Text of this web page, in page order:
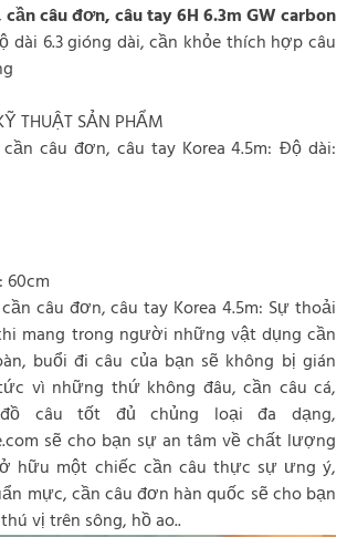
cần câu đơn, câu tay 6H 6.3m GW carbon
dài 6.3 gióng dài, cần khỏe thích hợp câu
THUẬT SẢN PHẨM
câu đơn, câu tay Korea 4.5m: Độ dài:
60cm
câu đơn, câu tay Korea 4.5m: Sự thoải
mang trong người những vật dụng cần
buổi đi câu của bạn sẽ không bị gián
vì những thứ không đâu, cần câu cá,
câu tốt đủ chủng loại đa dạng,
sẽ cho bạn sự an tâm về chất lượng
hữu một chiếc cần câu thực sự ưng ý,
mực, cần câu đơn hàn quốc sẽ cho bạn
vị trên sông, hồ ao..